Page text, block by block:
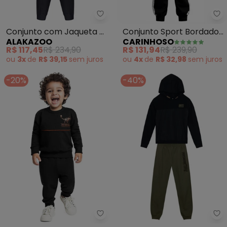
Alakazoo - Conjunto com
Conjunto com Jaqueta e
Calça em Malha (Preto)
ALAKAZOO
R$ 117,45R$ 234,90
ou 3x de R$ 39,15 sem juros
Conjunto Sport Bordado
em Moletom (Preto)
CARINHOSO
R$ 131,94R$ 239,90
ou 4x de R$ 32,98 sem juros
-20%
Bee Loop - Conjunto T-Rex
-40%